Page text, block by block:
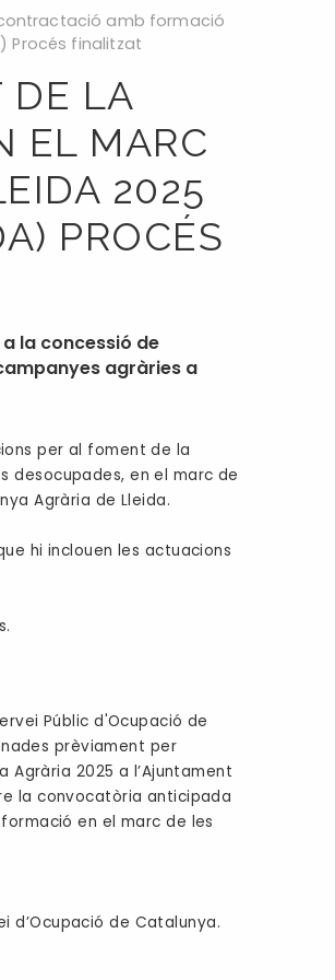
amb formació
Procés finalitzat
DE LA
EL MARC
2025
PROCÉS
la concessió de
agràries a
per al foment de la
desocupades, en el marc de
Agrària de Lleida.
hi inclouen les actuacions
Públic d'Ocupació de
prèviament per
2025 a l’Ajuntament
la convocatòria anticipada
en el marc de les
d’Ocupació de Catalunya.